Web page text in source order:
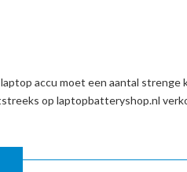
accu moet een aantal strenge
op laptopbatteryshop.nl